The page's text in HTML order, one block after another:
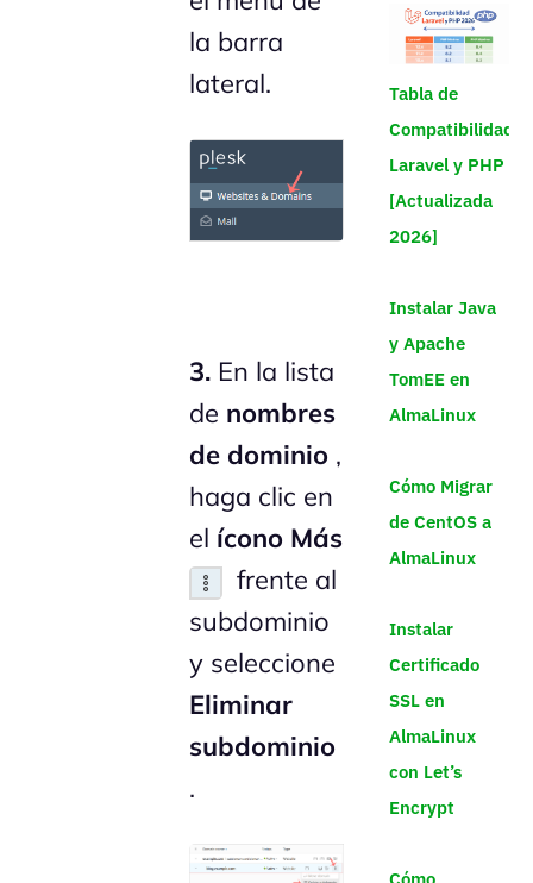
la barra
lateral.
3. En la lista
de nombres
de dominio ,
haga clic en
el ícono Más
frente al
subdominio
y seleccione
Eliminar
subdominio
.
Tabla de
Compatibilidad
Laravel y PHP
[Actualizada
2026]
Instalar Java
y Apache
TomEE en
AlmaLinux
Cómo Migrar
de CentOS a
AlmaLinux
Instalar
Certificado
SSL en
AlmaLinux
con Let’s
Encrypt
Cómo